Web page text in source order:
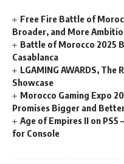
Free Fire Battle of
Broader, and More
Battle of Morocco 2025
Casablanca
LGAMING AWARDS, The
Showcase
Morocco Gaming Expo
Promises Bigger and
Age of Empires II on PS5
for Console